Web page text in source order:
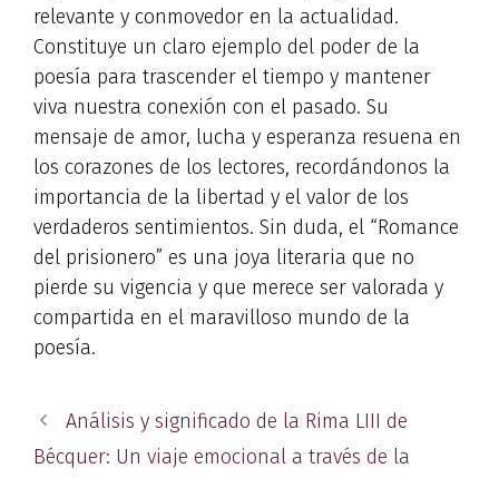
relevante y conmovedor en la actualidad.
Constituye un claro ejemplo del poder de la
poesía para trascender el tiempo y mantener
viva nuestra conexión con el pasado. Su
mensaje de amor, lucha y esperanza resuena en
los corazones de los lectores, recordándonos la
importancia de la libertad y el valor de los
verdaderos sentimientos. Sin duda, el “Romance
del prisionero” es una joya literaria que no
pierde su vigencia y que merece ser valorada y
compartida en el maravilloso mundo de la
poesía.
Análisis y significado de la Rima LIII de
Bécquer: Un viaje emocional a través de la